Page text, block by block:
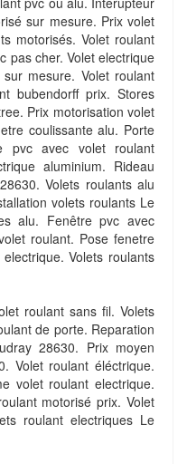
sur mesure. Prix volet
motorisés. Volet roulant
pas cher. Volet electrique
mesure. Volet roulant
bubendorff prix. Stores
Prix motorisation volet
coulissante alu. Porte
pvc avec volet roulant
aluminium. Rideau
Volets roulants alu
volets roulants Le
alu. Fenêtre pvc avec
roulant. Pose fenetre
Volets roulants
roulant sans fil. Volets
de porte. Reparation
28630. Prix moyen
Volet roulant éléctrique.
volet roulant electrique.
motorisé prix. Volet
roulant electriques Le